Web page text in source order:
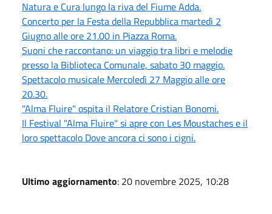
Natura e Cura lungo la riva del Fiume Adda.
Concerto per la Festa della Repubblica martedì 2
Giugno alle ore 21.00 in Piazza Roma.
Suoni che raccontano: un viaggio tra libri e melodie
presso la Biblioteca Comunale, sabato 30 maggio.
Spettacolo musicale Mercoledì 27 Maggio alle ore
20.30.
"Alma Fluire" ospita il Relatore Cristian Bonomi.
Il Festival "Alma Fluire" si apre con Les Moustaches e il
loro spettacolo Dove ancora ci sono i cigni.
Ultimo aggiornamento: 20 novembre 2025, 10:28